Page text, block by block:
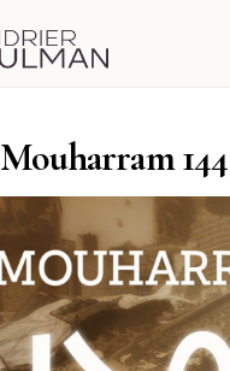
Mouharram